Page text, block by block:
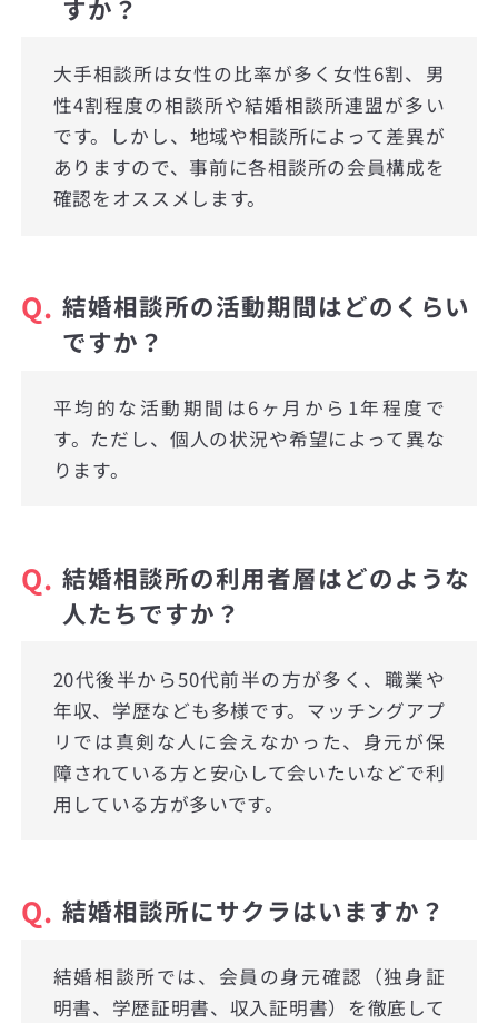
すか？
大手相談所は女性の比率が多く女性6割、男
性4割程度の相談所や結婚相談所連盟が多い
です。しかし、地域や相談所によって差異が
ありますので、事前に各相談所の会員構成を
確認をオススメします。
Q. 結婚相談所の活動期間はどのくらい
ですか？
平均的な活動期間は6ヶ月から1年程度で
す。ただし、個人の状況や希望によって異な
ります。
Q. 結婚相談所の利用者層はどのような
人たちですか？
20代後半から50代前半の方が多く、職業や
年収、学歴なども多様です。マッチングアプ
リでは真剣な人に会えなかった、身元が保
障されている方と安心して会いたいなどで利
用している方が多いです。
Q. 結婚相談所にサクラはいますか？
結婚相談所では、会員の身元確認（独身証
明書、学歴証明書、収入証明書）を徹底して